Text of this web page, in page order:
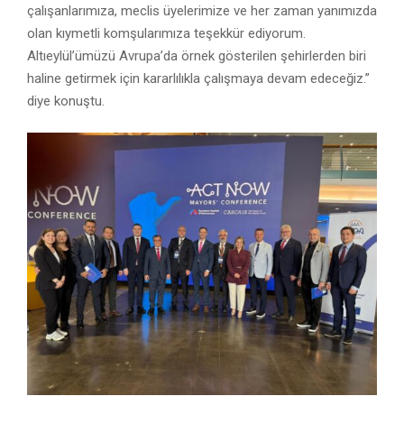
çalışanlarımıza, meclis üyelerimize ve her zaman yanımızda
olan kıymetli komşularımıza teşekkür ediyorum.
Altıeylül’ümüzü Avrupa’da örnek gösterilen şehirlerden biri
haline getirmek için kararlılıkla çalışmaya devam edeceğiz.”
diye konuştu.